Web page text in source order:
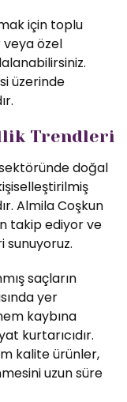
için toplu
veya özel
üzerinde
Trendleri
sektöründe doğal
Almila Coşkun
takip ediyor ve
saçların
yer
kaybına
kurtarıcıdır.
kalite ürünler,
uzun süre